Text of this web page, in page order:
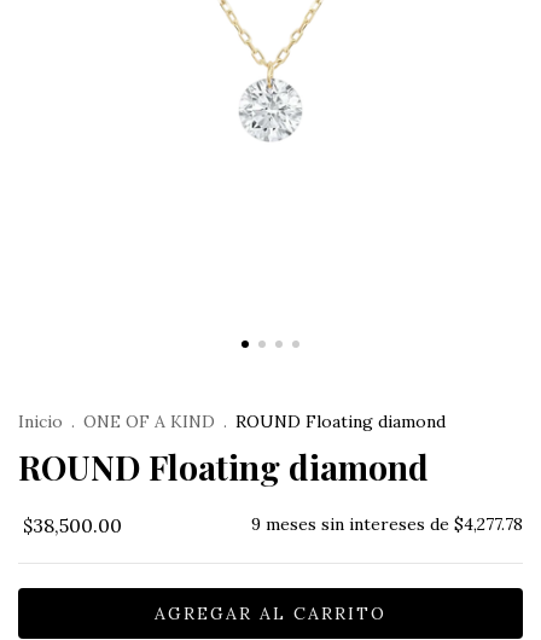
Inicio . ONE OF A KIND . ROUND Floating diamond
ROUND Floating diamond
$38,500.00 9 meses sin intereses de $4,277.78